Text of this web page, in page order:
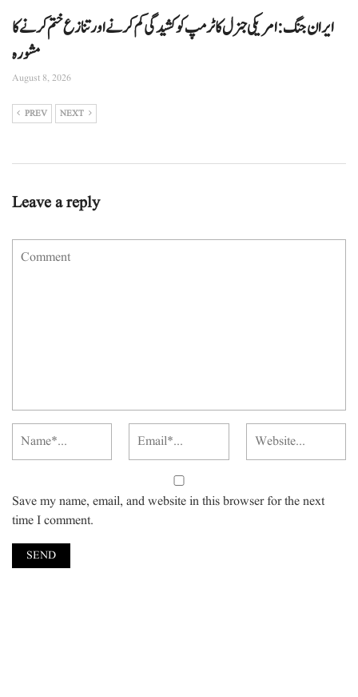
ایران جنگ: امریکی جنرل کا ٹرمپ کو کشیدگی کم کرنے اور تنازع ختم کرنے کا
مشورہ
August 8, 2026
PREV NEXT
Leave a reply
Save my name, email, and website in this browser for the next
time I comment.